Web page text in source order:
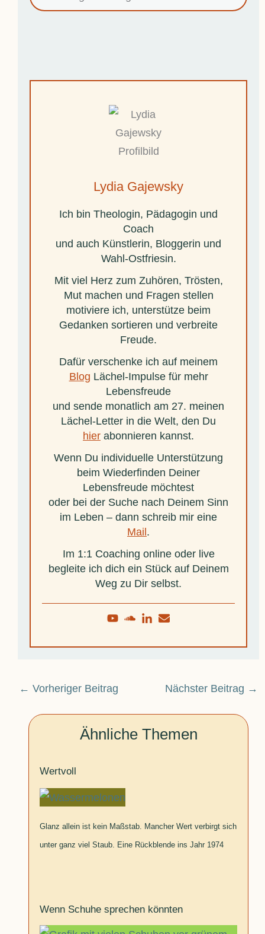
Lydia Gajewsky
Ich bin Theologin, Pädagogin und
Coach
und auch Künstlerin, Bloggerin und
Wahl-Ostfriesin.
Mit viel Herz zum Zuhören, Trösten,
Mut machen und Fragen stellen
motiviere ich, unterstütze beim
Gedanken sortieren und verbreite
Freude.
Dafür verschenke ich auf meinem
Blog Lächel-Impulse für mehr
Lebensfreude
und sende monatlich am 27. meinen
Lächel-Letter in die Welt, den Du
hier abonnieren kannst.
Wenn Du individuelle Unterstützung
beim Wiederfinden Deiner
Lebensfreude möchtest
oder bei der Suche nach Deinem Sinn
im Leben – dann schreib mir eine
Mail.
Im 1:1 Coaching online oder live
begleite ich dich ein Stück auf Deinem
Weg zu Dir selbst.
← Vorheriger Beitrag Nächster Beitrag →
Ähnliche Themen
Wertvoll
Glanz allein ist kein Maßstab. Mancher Wert verbirgt sich
unter ganz viel Staub. Eine Rückblende ins Jahr 1974
Wenn Schuhe sprechen könnten